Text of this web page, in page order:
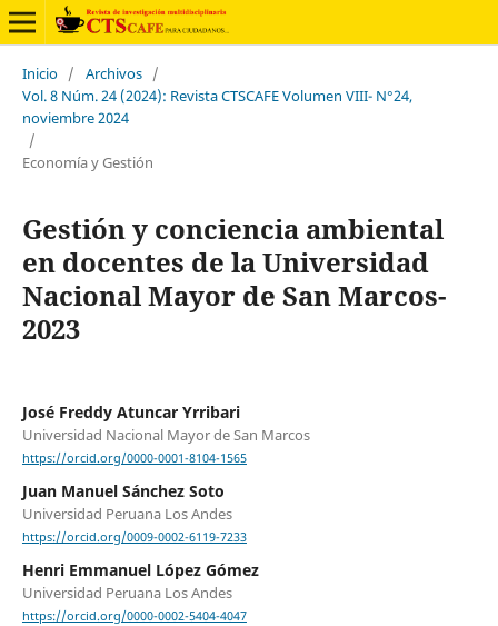
Inicio / Archivos /
Vol. 8 Núm. 24 (2024): Revista CTSCAFE Volumen VIII- N°24,
noviembre 2024
/
Economía y Gestión
Gestión y conciencia ambiental
en docentes de la Universidad
Nacional Mayor de San Marcos-
2023
José Freddy Atuncar Yrribari
Universidad Nacional Mayor de San Marcos
https://orcid.org/0000-0001-8104-1565
Juan Manuel Sánchez Soto
Universidad Peruana Los Andes
https://orcid.org/0009-0002-6119-7233
Henri Emmanuel López Gómez
Universidad Peruana Los Andes
https://orcid.org/0000-0002-5404-4047